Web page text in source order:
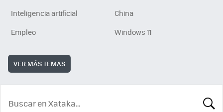
Inteligencia artificial
China
Empleo
Windows 11
VER MÁS TEMAS